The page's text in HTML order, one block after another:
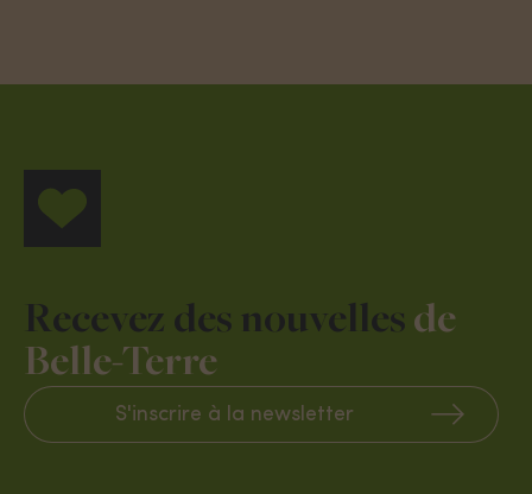
Contacts
Recevez des nouvelles de
Belle-Terre
S'inscrire à la newsletter